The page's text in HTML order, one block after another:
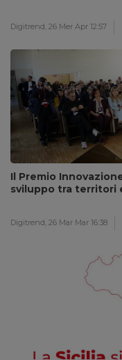
Digitrend, 26 Mer Apr 12:57
Il Premio
sviluppo tra territori
Digitrend, 26 Mar Mar 16:38